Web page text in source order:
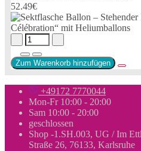
52.49€
Zum Warenkorb hinzufügen
+49172 7770044
Mon-Fr 10:00 - 20:00
Sam 10:00 - 20:00
geschlossen
Shop -1.SH.003, UG / Im
Straße 26, 76133, Karlsruhe